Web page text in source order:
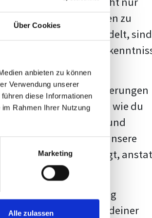
Über Cookies
anbieten zu können
Verwendung unserer
diese Informationen
Rahmen Ihrer Nutzung
Marketing
Alle zulassen
Fakten und Quellen zu
handelt, sind
und
vor diesen Herausforderungen
kannst, sondern auch, wie du
Formatierung und
Erwartungen, und unsere
Vorlage zeigt,
große Herausforderung
wird die Formatierung deiner